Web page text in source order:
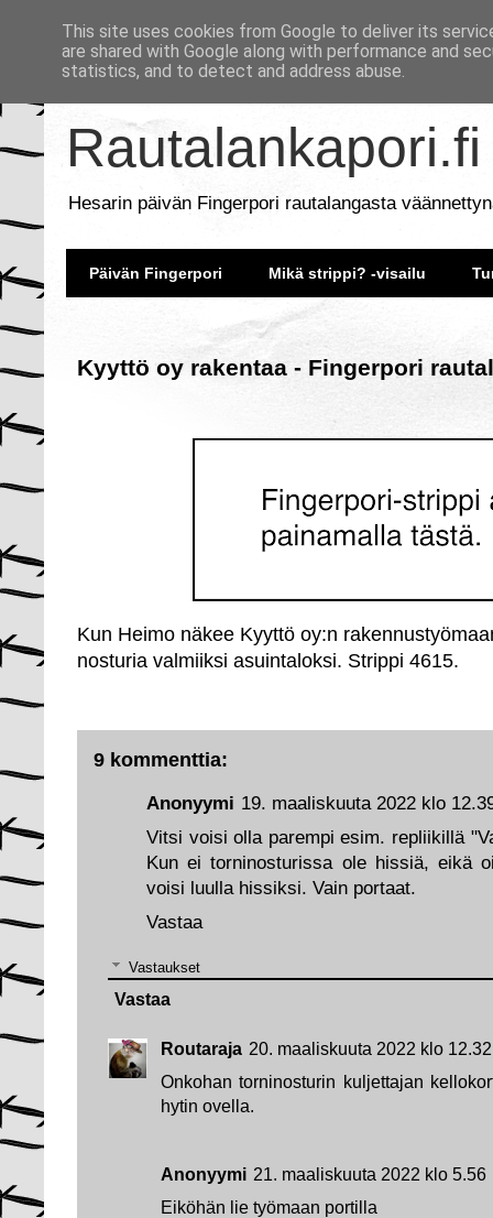
Rautalankapori.fi
Hesarin päivän Fingerpori rautalangasta
Päivän Fingerpori Mikä strippi? -visailu
Kyyttö oy rakentaa - Fingerpori
Kun Heimo näkee Kyyttö oy:n
nosturia valmiiksi asuintaloksi. Strippi 4615.
9 kommenttia:
Anonyymi 19. maaliskuuta 2022 klo
Vitsi voisi olla parempi esim. repliikillä
Kun ei torninosturissa ole hissiä, eikä
voisi luulla hissiksi. Vain portaat.
Vastaa
Vastaukset
Routaraja 20. maaliskuuta 2022 klo 12.32
Onkohan torninosturin kuljettajan
hytin ovella.
Anonyymi 21. maaliskuuta 2022 klo 5.56
Eiköhän lie työmaan portilla
Vastaa
This site uses cookies from Google to deliver its
are shared with Google along with performance and
statistics, and to detect and address abuse.